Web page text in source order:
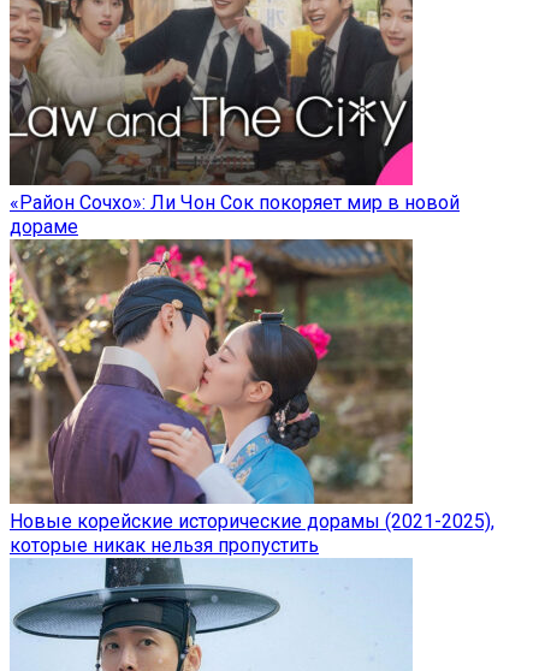
«Район Сочхо»: Ли Чон Сок покоряет мир в новой
дораме
Новые корейские исторические дорамы (2021-2025),
которые никак нельзя пропустить